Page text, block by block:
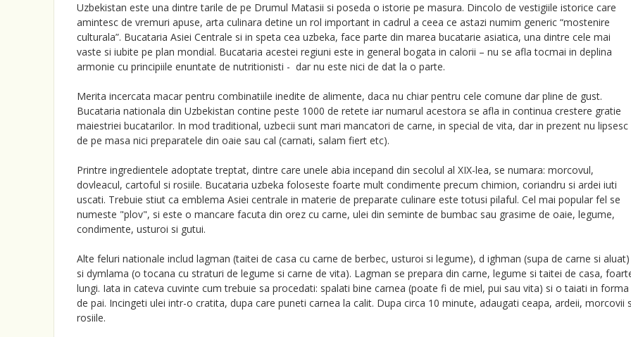
Uzbekistan este una dintre tarile de pe Drumul Matasii si poseda o istorie pe masura. Dincolo de vestigiile istorice care
amintesc de vremuri apuse, arta culinara detine un rol important in cadrul a ceea ce astazi numim generic “mostenire
culturala”. Bucataria Asiei Centrale si in speta cea uzbeka, face parte din marea bucatarie asiatica, una dintre cele mai
vaste si iubite pe plan mondial. Bucataria acestei regiuni este in general bogata in calorii – nu se afla tocmai in deplina
armonie cu principiile enuntate de nutritionisti - dar nu este nici de dat la o parte.
Merita incercata macar pentru combinatiile inedite de alimente, daca nu chiar pentru cele comune dar pline de gust.
Bucataria nationala din Uzbekistan contine peste 1000 de retete iar numarul acestora se afla in continua crestere gratie
maiestriei bucatarilor. In mod traditional, uzbecii sunt mari mancatori de carne, in special de vita, dar in prezent nu lipsesc
de pe masa nici preparatele din oaie sau cal (carnati, salam fiert etc).
Printre ingredientele adoptate treptat, dintre care unele abia incepand din secolul al XIX-lea, se numara: morcovul,
dovleacul, cartoful si rosiile. Bucataria uzbeka foloseste foarte mult condimente precum chimion, coriandru si ardei iuti
uscati. Trebuie stiut ca emblema Asiei centrale in materie de preparate culinare este totusi pilaful. Cel mai popular fel se
numeste "plov", si este o mancare facuta din orez cu carne, ulei din seminte de bumbac sau grasime de oaie, legume,
condimente, usturoi si gutui.
Alte feluri nationale includ lagman (taitei de casa cu carne de berbec, usturoi si legume), d ighman (supa de carne si aluat)
si dymlama (o tocana cu straturi de legume si carne de vita). Lagman se prepara din carne, legume si taitei de casa,
lungi. Iata in cateva cuvinte cum trebuie sa procedati: spalati bine carnea (poate fi de miel, pui sau vita) si o taiati in forma
de pai. Incingeti ulei intr-o cratita, dupa care puneti carnea la calit. Dupa circa 10 minute, adaugati ceapa, ardeii, morcovii
rosiile.